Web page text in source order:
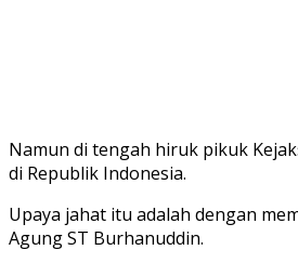
Namun di tengah hiruk pikuk
di Republik Indonesia.
Upaya jahat itu adalah dengan
Agung ST Burhanuddin.